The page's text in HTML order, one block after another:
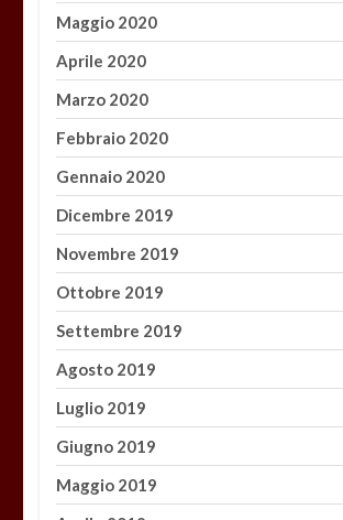
Maggio 2020
Aprile 2020
Marzo 2020
Febbraio 2020
Gennaio 2020
Dicembre 2019
Novembre 2019
Ottobre 2019
Settembre 2019
Agosto 2019
Luglio 2019
Giugno 2019
Maggio 2019